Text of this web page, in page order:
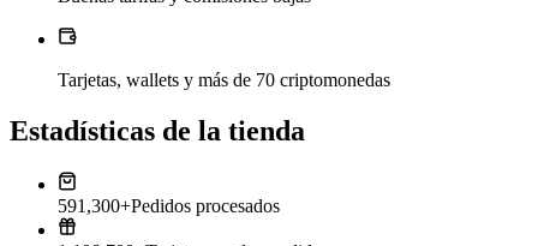
Tarjetas, wallets y más de 70 criptomonedas
Estadísticas de la tienda
591,300+Pedidos procesados